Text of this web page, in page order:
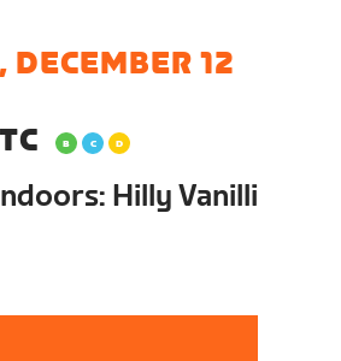
DECEMBER 12
Hilly Vanilli